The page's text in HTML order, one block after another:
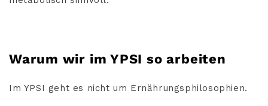
Warum wir im YPSI so arbeiten
Im YPSI geht es nicht um Ernährungsphilosophien.